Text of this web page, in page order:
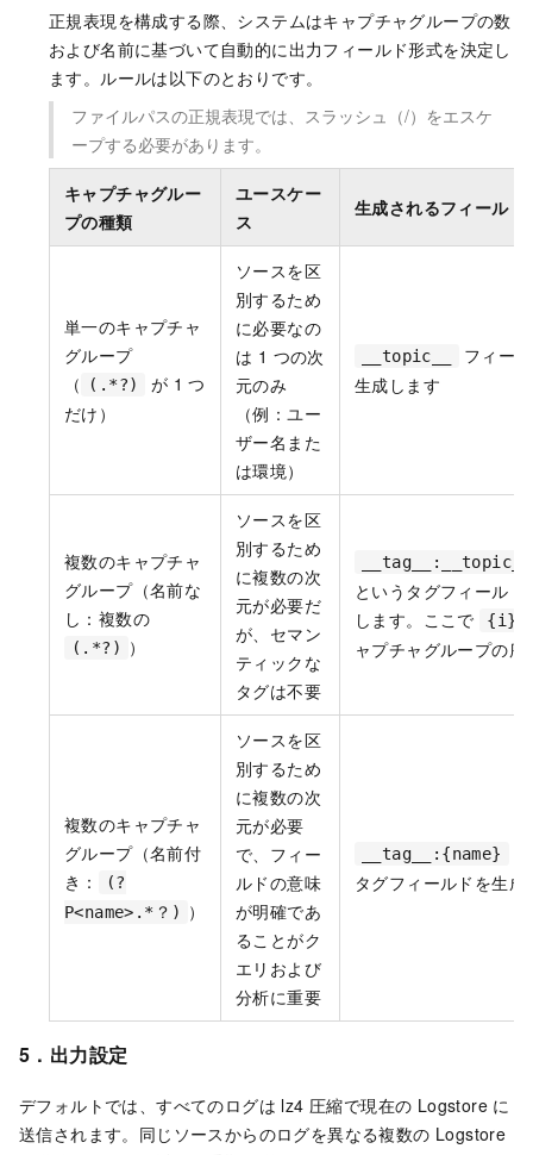
正規表現を構成する際、システムはキャプチャグループの数
および名前に基づいて自動的に出力フィールド形式を決定し
ます。ルールは以下のとおりです。
ファイルパスの正規表現では、スラッシュ（/）をエスケ
ープする必要があります。
キャプチャグルー
プの種類
ユースケー
ス
生成されるフィールド
単一のキャプチャ
グループ
（
(.*?)
が 1 つ
だけ）
ソースを区
別するため
に必要なの
は 1 つの次
元のみ
（例：ユー
ザー名また
は環境）
__topic__
フィー
生成します
複数のキャプチャ
グループ（名前な
し：複数の
(.*?) ）
ソースを区
別するため
に複数の次
元が必要だ
が、セマン
ティックな
タグは不要
というタグフィールド
します。ここで
{i}
ャプチャグループの序
複数のキャプチャ
グループ（名前付
き：
(?
P<name>.*？)
）
ソースを区
別するため
に複数の次
元が必要
で、フィー
ルドの意味
が明確であ
ることがク
エリおよび
分析に重要
__tag__:{name}
タグフィールドを生成
5．出力設定
デフォルトでは、すべてのログは lz4 圧縮で現在の Logstore に
送信されます。同じソースからのログを異なる複数の Logstore